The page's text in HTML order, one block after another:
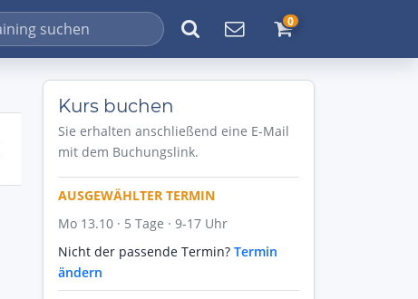
0
Kurs buchen
Sie erhalten anschließend eine E-Mail
mit dem Buchungslink.
AUSGEWÄHLTER TERMIN
Mo 13.10 · 5 Tage · 9-17 Uhr
Nicht der passende Termin? Termin
ändern